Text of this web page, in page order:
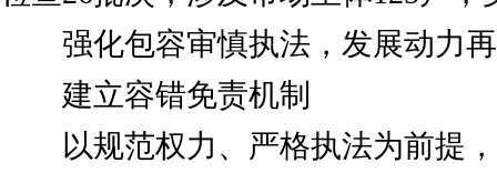
强化包容审慎执法，发展动力
建立容错免责机制
以规范权力、严格执法为前提，